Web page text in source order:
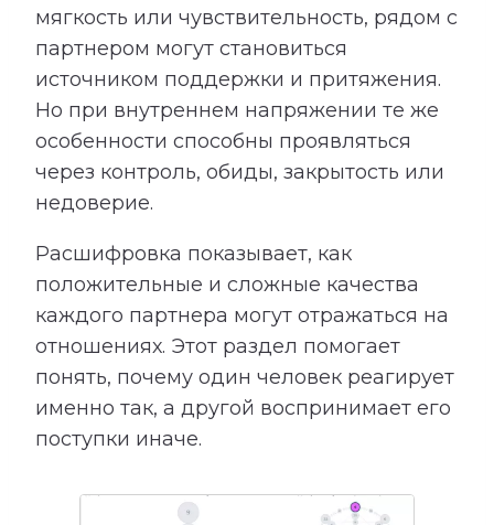
мягкость или чувствительность, рядом с
партнером могут становиться
источником поддержки и притяжения.
Но при внутреннем напряжении те же
особенности способны проявляться
через контроль, обиды, закрытость или
недоверие.
Расшифровка показывает, как
положительные и сложные качества
каждого партнера могут отражаться на
отношениях. Этот раздел помогает
понять, почему один человек реагирует
именно так, а другой воспринимает его
поступки иначе.